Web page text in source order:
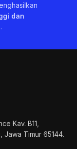
dan
.
Kav. B11,
Jawa Timur 65144.